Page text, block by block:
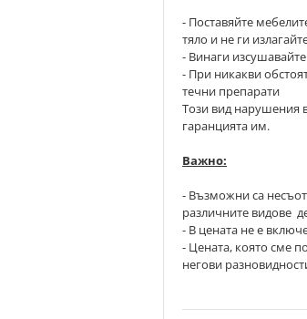
- Поставяйте
тяло и не ги
- Винаги
- При никакви
течни препарати
Този вид нарушения
гаранцията им.
Важно:
- Възможни са
различните видове
- В цената не е
- Цената, която сме
негови